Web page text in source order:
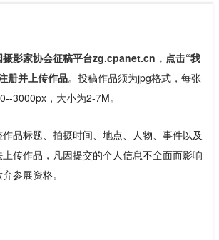
摄影家协会征稿平台zg.cpanet.cn，点击“我
册并上传作品。投稿作品须为jpg格式，每张
3000px，大小为2-7M。
品标题、拍摄时间、地点、人物、事件以及
传作品，凡因提交的个人信息不全面而影响
参展资格。